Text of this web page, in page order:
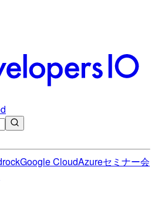
Google CloudAzureセミナー会